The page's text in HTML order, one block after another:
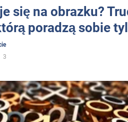
się na obrazku?
poradzą sobie
3